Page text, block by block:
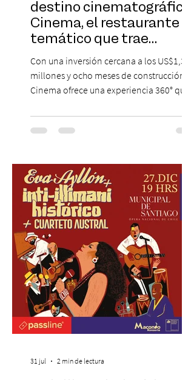
destino cinematográfico:
Cinema, el restaurante
temático que trae
Hollywood a Chile
Con una inversión cercana a los US$1,3
millones y ocho meses de construcción,
Cinema ofrece una experiencia 360° que
cinematográfica y actores en vivo,
recreando algunos de los universos más
una nueva atracción a su oferta
gastronómica y turística con la apertura de
Cinema, un restaurante temático
inspirado en el concepto de un museo de
Hollywood, que promete transportar a sus
visitantes a distintos
31 jul 2 min de lectura